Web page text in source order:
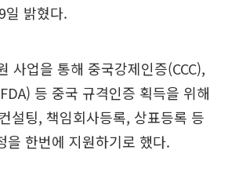
일 밝혔다.
사업을 통해 중국강제인증(CCC),
등 중국 규격인증 획득을 위해
설팅, 책임회사등록, 상표등록 등
을 한번에 지원하기로 했다.